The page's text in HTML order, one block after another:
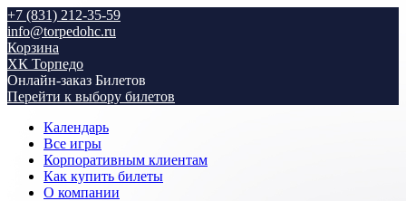
+7 (831) 212-35-59
info@torpedohc.ru
Корзина
ХК Торпедо
Онлайн-заказ Билетов
Перейти к выбору билетов
Календарь
Все игры
Корпоративным клиентам
Как купить билеты
О компании